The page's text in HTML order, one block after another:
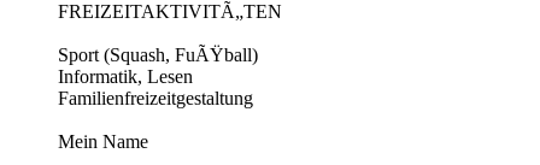
FREIZEITAKTIVITÃ„TEN
Sport (Squash, FuÃŸball)
Informatik, Lesen
Familienfreizeitgestaltung
Mein Name